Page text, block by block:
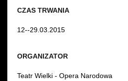
ORGANIZATOR
Teatr Wielki - Opera Narodowa
CZAS TRWANIA
12--29.03.2015